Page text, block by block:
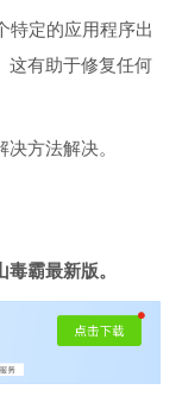
特定的应用程序出
这有助于修复任何
方法解决。
霸最新版。